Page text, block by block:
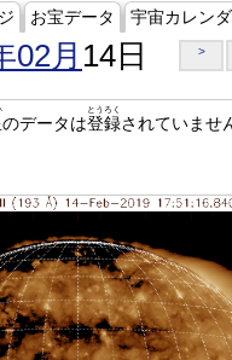
お宝データ 宇宙カレン
02月 14日 >
のデータは登録
とうろく
されていませ